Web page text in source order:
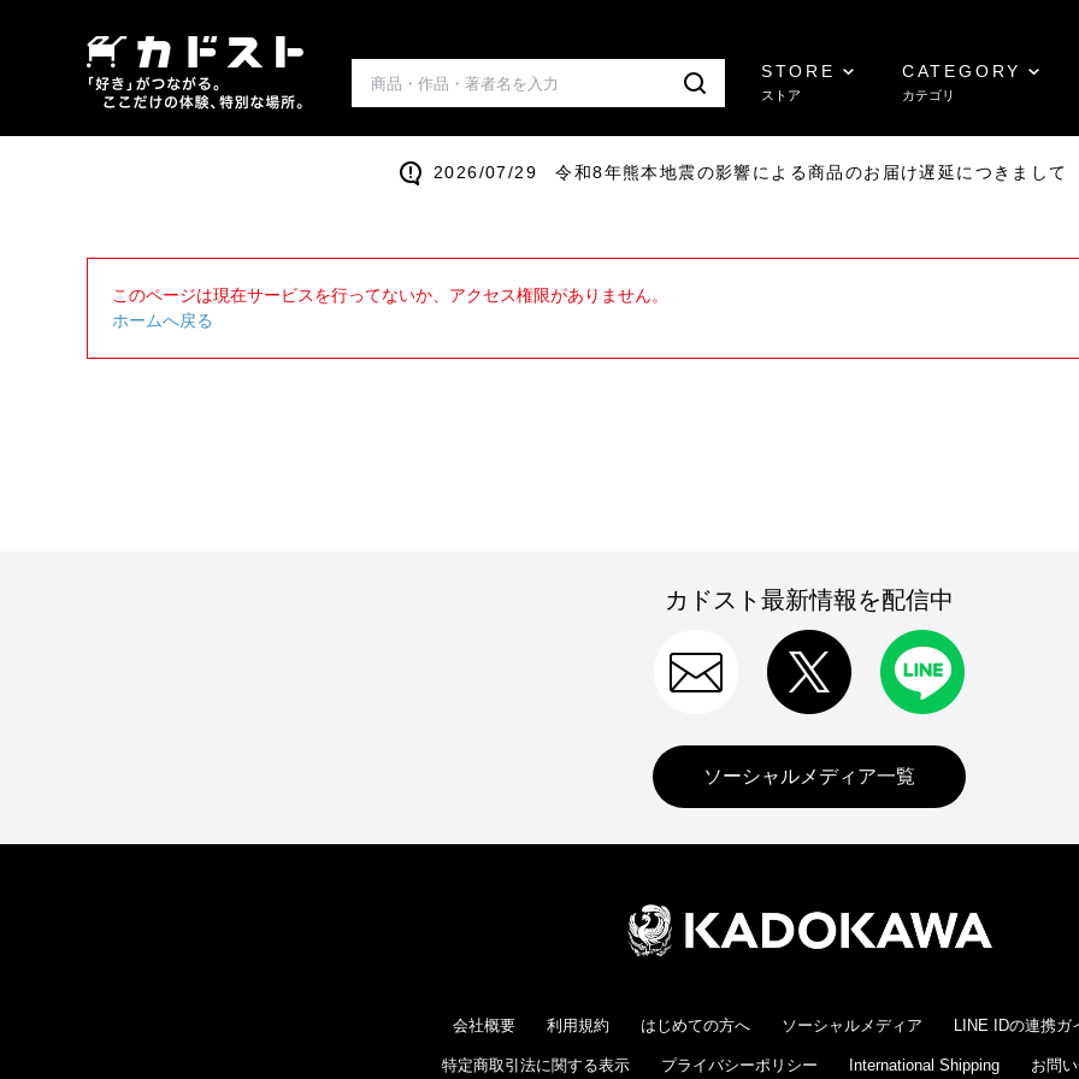
STORE
ストア
CATEGORY
カテゴリ
2026/07/29 令和8年熊本地震の影響による商品のお届け遅延につきまして
このページは現在サービスを行ってないか、アクセス権限がありません。
ホームへ戻る
カドスト最新情報を配信中
ソーシャルメディア一覧
会社概要 利用規約 はじめての方へ ソーシャルメディア LINE IDの連携ガ
特定商取引法に関する表示 プライバシーポリシー International Shipping お問